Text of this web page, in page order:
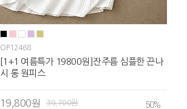
OP12468
[1+1 여름특가 19800원]잔주름 심플한 끈나
시 롱 원피스
19,800원 39,700원 50%